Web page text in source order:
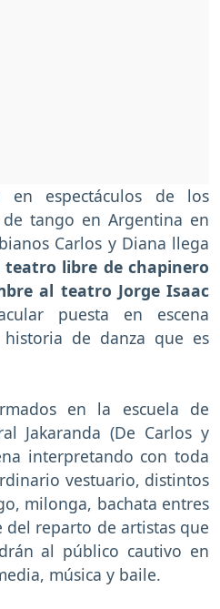
en espectáculos de los
tango en Argentina en
Carlos y Diana llega
teatro libre de chapinero
al teatro Jorge Isaac
puesta en escena
historia de danza que es
en la escuela de
Jakaranda (De Carlos y
interpretando con toda
vestuario, distintos
milonga, bachata entres
del reparto de artistas que
al público cautivo en
música y baile.